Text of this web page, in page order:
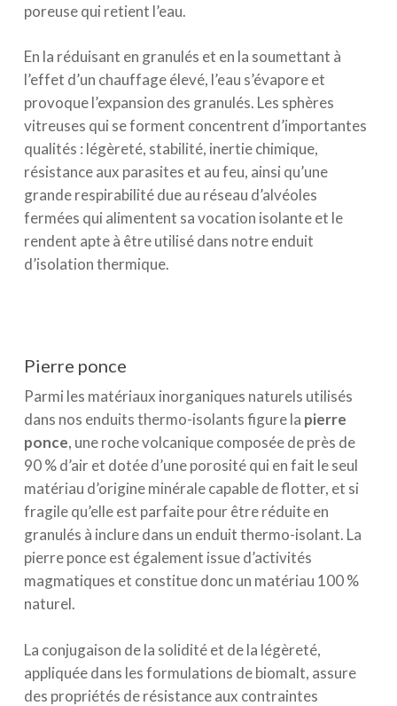
poreuse qui retient l’eau.
En la réduisant en granulés et en la soumettant à
l’effet d’un chauffage élevé, l’eau s’évapore et
provoque l’expansion des granulés. Les sphères
vitreuses qui se forment concentrent d’importantes
qualités : légèreté, stabilité, inertie chimique,
résistance aux parasites et au feu, ainsi qu’une
grande respirabilité due au réseau d’alvéoles
fermées qui alimentent sa vocation isolante et le
rendent apte à être utilisé dans notre enduit
d’isolation thermique.
Pierre ponce
Parmi les matériaux inorganiques naturels utilisés
dans nos enduits thermo-isolants figure la pierre
ponce, une roche volcanique composée de près de
90 % d’air et dotée d’une porosité qui en fait le seul
matériau d’origine minérale capable de flotter, et si
fragile qu’elle est parfaite pour être réduite en
granulés à inclure dans un enduit thermo-isolant. La
pierre ponce est également issue d’activités
magmatiques et constitue donc un matériau 100 %
naturel.
La conjugaison de la solidité et de la légèreté,
appliquée dans les formulations de biomalt, assure
des propriétés de résistance aux contraintes